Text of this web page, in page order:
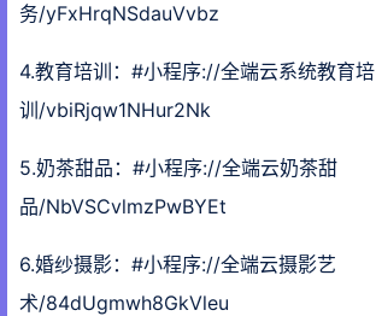
务/yFxHrqNSdauVvbz
4.教育培训：#小程序://全端云系统教育培
训/vbiRjqw1NHur2Nk
5.奶茶甜品：#小程序://全端云奶茶甜
品/NbVSCvlmzPwBYEt
6.婚纱摄影：#小程序://全端云摄影艺
术/84dUgmwh8GkVleu